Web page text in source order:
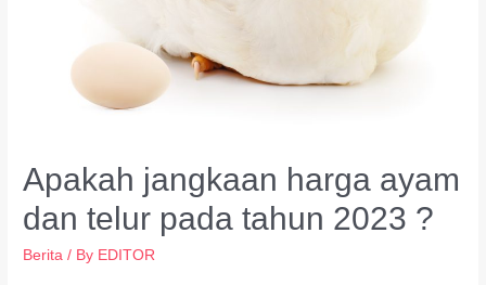
Apakah jangkaan harga ayam
dan telur pada tahun 2023 ?
Berita / By EDITOR